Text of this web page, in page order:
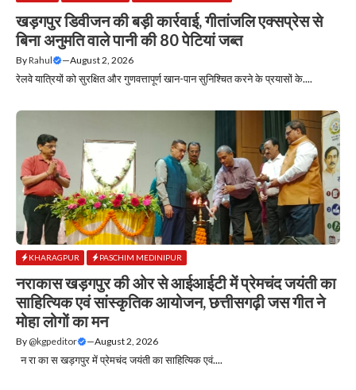
खड़गपुर डिवीजन की बड़ी कार्रवाई, गीतांजलि एक्सप्रेस से
बिना अनुमति वाले पानी की 80 पेटियां जब्त
ByRahul —August 2, 2026
रेलवे यात्रियों को सुरक्षित और गुणवत्तापूर्ण खान-पान सुनिश्चित करने के प्रयासों के....
KHARAGPUR PASCHIM MEDINIPUR
नराकास खड़गपुर की ओर से आईआईटी में प्रेमचंद जयंती का
साहित्यिक एवं सांस्कृतिक आयोजन, छत्तीसगढ़ी जस गीत ने
मोहा लोगों का मन
By @kgpeditor —August 2, 2026
न रा का स खड़गपुर में प्रेमचंद जयंती का साहित्यिक एवं....